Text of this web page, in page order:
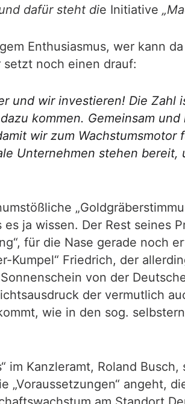
dafür steht die Initiative
Enthusiasmus, wer kann
noch einen drauf:
und wir investieren! Die Zahl
kommen. Gemeinsam und
wir zum Wachstumsmotor
Unternehmen stehen bereit,
ja wissen. Der Rest seines
für die Nase gerade noch
Kumpel“ Friedrich, der
von der
der vermutlich
wie in den sog.
Kanzleramt, Roland Busch,
angeht,